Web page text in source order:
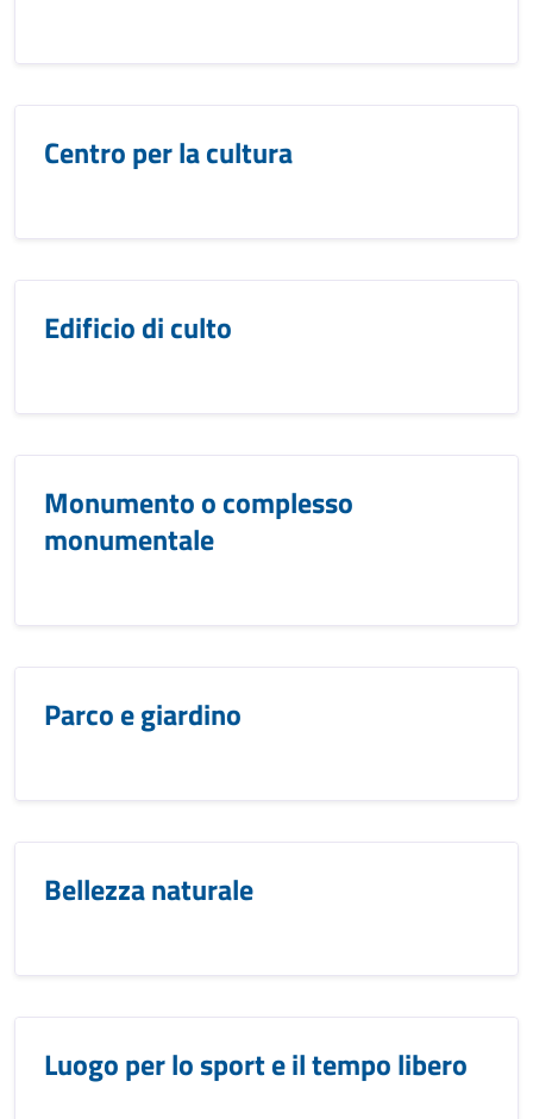
Centro per la cultura
Edificio di culto
Monumento o complesso
monumentale
Parco e giardino
Bellezza naturale
Luogo per lo sport e il tempo libero